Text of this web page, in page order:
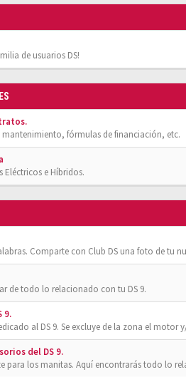
de usuarios DS!
fórmulas de financiación, etc.
Eléctricos e Híbridos.
Comparte con Club DS una foto de tu
de todo lo relacionado con tu DS 9.
9.
al DS 9. Se excluye de la zona el motor
del DS 9.
para los manitas. Aquí encontrarás todo lo